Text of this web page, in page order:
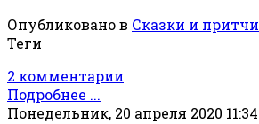
Опубликовано в Сказки и притчи
Теги
2 комментарии
Подробнее ...
Понедельник, 20 апреля 2020 11:34